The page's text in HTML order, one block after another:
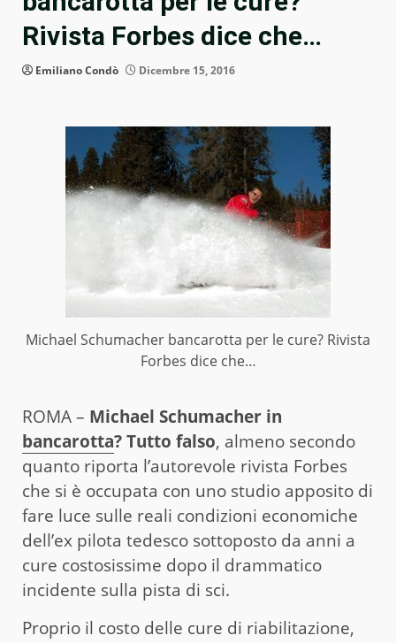
Rivista Forbes dice che…
Emiliano Condò Dicembre 15, 2016
Michael Schumacher bancarotta per le cure? Rivista
Forbes dice che…
ROMA – Michael Schumacher in
bancarotta? Tutto falso, almeno secondo
quanto riporta l’autorevole rivista Forbes
che si è occupata con uno studio apposito di
fare luce sulle reali condizioni economiche
dell’ex pilota tedesco sottoposto da anni a
cure costosissime dopo il drammatico
incidente sulla pista di sci.
Proprio il costo delle cure di riabilitazione,